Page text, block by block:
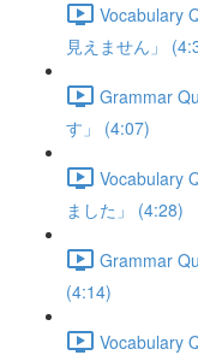
Vocabulary
見えません」
Grammar
す」 (4:07)
Vocabulary
ました」 (4:28)
Grammar
(4:14)
Vocabulary